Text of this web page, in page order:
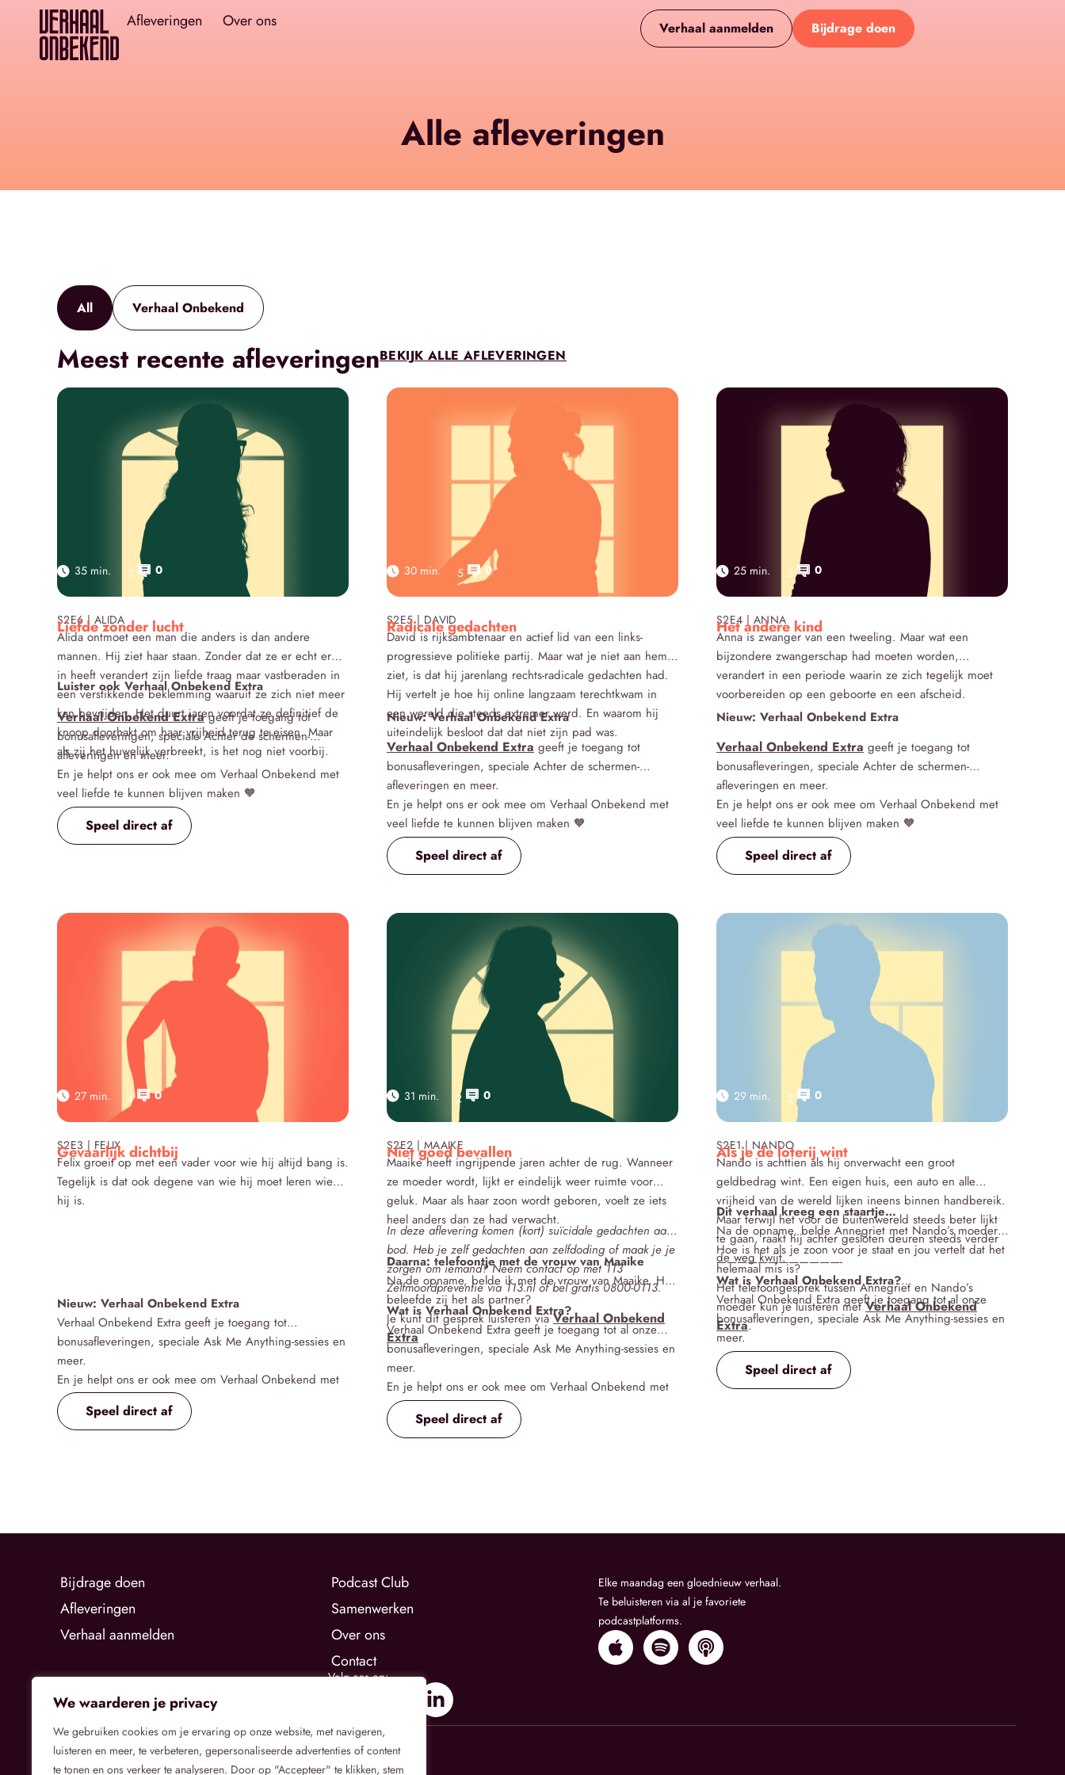
We waarderen je privacy
We gebruiken cookies om je ervaring op onze website, met navigeren,
luisteren en meer, te verbeteren, gepersonaliseerde advertenties of content
te tonen en ons verkeer te analyseren. Door op "Accepteer" te klikken, stem
Afleveringen Over ons Verhaal aanmelden Bijdrage doen
Alle afleveringen
Verhaal Onbekend
All
Meest recente afleveringenBEKIJK ALLE AFLEVERINGEN
35 min. 3 0
S2E6 | ALIDA
Liefde zonder lucht
Alida ontmoet een man die anders is dan andere
mannen. Hij ziet haar staan. Zonder dat ze er echt erg
in heeft verandert zijn liefde traag maar vastberaden in
een verstikkende beklemming waaruit ze zich niet meer
kan bevrijden. Het duurt jaren voordat ze definitief de
knoop doorhakt om haar vrijheid terug te eisen. Maar
als zij het huwelijk verbreekt, is het nog niet voorbij.
Luister ook Verhaal Onbekend Extra
Verhaal Onbekend Extrageeft je toegang tot
bonusafleveringen, speciale Achter de schermen-
afleveringen en meer.
En je helpt ons er ook mee om Verhaal Onbekend met
veel liefde te kunnen blijven maken 🧡
Speel direct af
30 min. 5 0
S2E5 | DAVID
Radicale gedachten
David is rijksambtenaar en actief lid van een links-
progressieve politieke partij. Maar wat je niet aan hem
ziet, is dat hij jarenlang rechts-radicale gedachten had.
Hij vertelt je hoe hij online langzaam terechtkwam in
een wereld die steeds extremer werd. En waarom hij
uiteindelijk besloot dat dat niet zijn pad was.
Nieuw: Verhaal Onbekend Extra
Verhaal Onbekend Extra geeft je toegang tot
bonusafleveringen, speciale Achter de schermen-
afleveringen en meer.
En je helpt ons er ook mee om Verhaal Onbekend met
veel liefde te kunnen blijven maken 🧡
Speel direct af
25 min. 2 0
S2E4 | ANNA
Het andere kind
Anna is zwanger van een tweeling. Maar wat een
bijzondere zwangerschap had moeten worden,
verandert in een periode waarin ze zich tegelijk moet
voorbereiden op een geboorte en een afscheid.
Nieuw: Verhaal Onbekend Extra
Verhaal Onbekend Extra geeft je toegang tot
bonusafleveringen, speciale Achter de schermen-
afleveringen en meer.
En je helpt ons er ook mee om Verhaal Onbekend met
veel liefde te kunnen blijven maken 🧡
Speel direct af
27 min. 4 0
S2E3 | FELIX
Gevaarlijk dichtbij
Felix groeit op met een vader voor wie hij altijd bang is.
Tegelijk is dat ook degene van wie hij moet leren wie
hij is.
Nieuw: Verhaal Onbekend Extra
Verhaal Onbekend Extra geeft je toegang tot
bonusafleveringen, speciale Ask Me Anything-sessies en
meer.
En je helpt ons er ook mee om Verhaal Onbekend met
veel liefde te kunnen blijven maken 🧡
Speel direct af
31 min. 2 0
S2E2 | MAAIKE
Niet goed bevallen
Maaike heeft ingrijpende jaren achter de rug. Wanneer
ze moeder wordt, lijkt er eindelijk weer ruimte voor
geluk. Maar als haar zoon wordt geboren, voelt ze iets
heel anders dan ze had verwacht.
In deze aflevering komen (kort) suïcidale gedachten aan
bod. Heb je zelf gedachten aan zelfdoding of maak je je
zorgen om iemand? Neem contact op met 113
Zelfmoordpreventie via 113.nl of bel gratis 0800-0113.
Daarna: telefoontje met de vrouw van Maaike
Na de opname, belde ik met de vrouw van Maaike. Hoe
beleefde zij het als partner?
Je kunt dit gesprek luisteren viaVerhaal Onbekend
Extra
Wat is Verhaal Onbekend Extra?
Verhaal Onbekend Extra geeft je toegang tot al onze
bonusafleveringen, speciale Ask Me Anything-sessies en
meer.
En je helpt ons er ook mee om Verhaal Onbekend met
veel liefde te kunnen blijven maken 🧡
Speel direct af
29 min. 2 0
S2E1 | NANDO
Als je de loterij wint
Nando is achttien als hij onverwacht een groot
geldbedrag wint. Een eigen huis, een auto en alle
vrijheid van de wereld lijken ineens binnen handbereik.
Maar terwijl het voor de buitenwereld steeds beter lijkt
te gaan, raakt hij achter gesloten deuren steeds verder
de weg kwijt.
Dit verhaal kreeg een staartje…
Na de opname, belde Annegriet met Nando’s moeder.
Hoe is het als je zoon voor je staat en jou vertelt dat het
helemaal mis is?
Het telefoongesprek tussen Annegriet en Nando’s
moeder kun je luisteren metVerhaal Onbekend
Extra.
————————————-
Wat is Verhaal Onbekend Extra?
Verhaal Onbekend Extra geeft je toegang tot al onze
bonusafleveringen, speciale Ask Me Anything-sessies en
meer.
En je helpt ons er ook mee om Verhaal Onbekend
überhaupt te kunnen blijven maken 🧡
Speel direct af
Bijdrage doen
Afleveringen
Verhaal aanmelden
Podcast Club
Samenwerken
Over ons
Contact
Volg ons op:
Elke maandag een gloednieuw verhaal.
Te beluisteren via al je favoriete
podcastplatforms.